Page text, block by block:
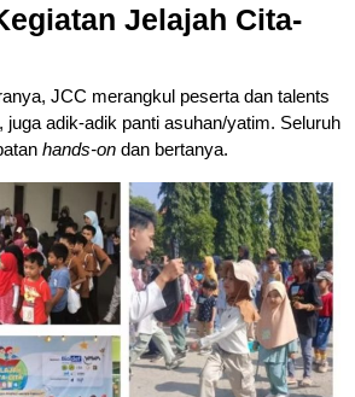
Jelajah Cita-
JCC merangkul peserta dan talents
juga adik-adik panti asuhan/yatim. Seluruh
hands-on dan bertanya.